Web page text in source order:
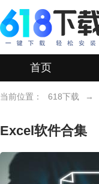
首页
当前位置： 618下载 →
Excel软件合集